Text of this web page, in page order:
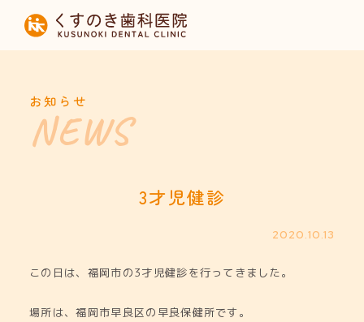
HOME
診療内容
お知らせ
お知らせ
3才児健診
2020.10.13
この日は、福岡市の3才児健診を行ってきました。
場所は、福岡市早良区の早良保健所です。